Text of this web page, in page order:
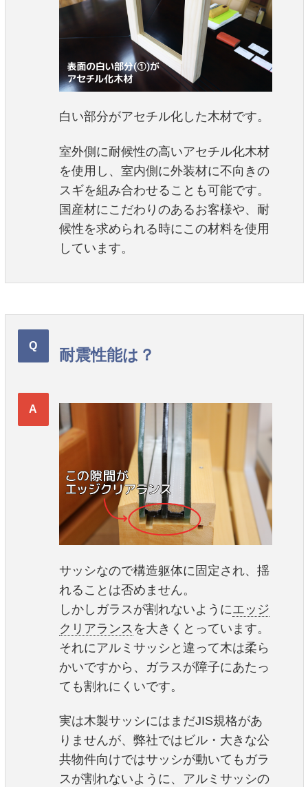
白い部分がアセチル化した木材です。
室外側に耐候性の高いアセチル化木材
を使用し、室内側に外装材に不向きの
スギを組み合わせることも可能です。
国産材にこだわりのあるお客様や、耐
候性を求められる時にこの材料を使用
しています。
耐震性能は？
サッシなので構造躯体に固定され、揺
れることは否めません。
しかしガラスが割れないようにエッジ
クリアランス を大きくとっています。
それにアルミサッシと違って木は柔ら
かいですから、ガラスが障子にあたっ
ても割れにくいです。
実は木製サッシにはまだJIS規格があ
りませんが、弊社ではビル・大きな公
共物件向けではサッシが動いてもガラ
スが割れないように、アルミサッシの